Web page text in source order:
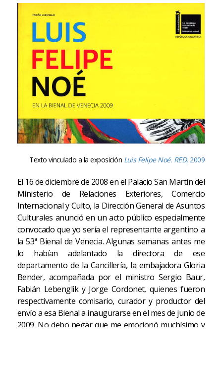
Texto vinculado a la exposición Luis Felipe Noé. RED, 2009
El 16 de diciembre de 2008 en el Palacio San Martín del
Ministerio de Relaciones Exteriores, Comercio
Internacional y Culto, la Dirección General de Asuntos
Culturales anunció en un acto público especialmente
convocado que yo sería el representante argentino a
la 53ª Bienal de Venecia. Algunas semanas antes me
lo habían adelantado la directora de ese
departamento de la Cancillería, la embajadora Gloria
Bender, acompañada por el ministro Sergio Baur,
Fabián Lebenglik y Jorge Cordonet, quienes fueron
respectivamente comisario, curador y productor del
envío a esa Bienal a inaugurarse en el mes de junio de
2009. No debo negar que me emocionó muchísimo y